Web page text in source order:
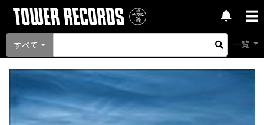
すべて 一覧